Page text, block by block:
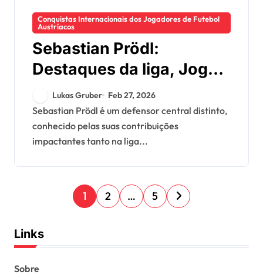
Conquistas Internacionais dos Jogadores de Futebol
Austríacos
Sebastian Prödl:
Destaques da liga, Jogo
internacional,
Contribuições no clube
Lukas Gruber Feb 27, 2026
Sebastian Prödl é um defensor central distinto,
conhecido pelas suas contribuições
impactantes tanto na liga...
P
o
t
1 2 … 5
Links
Sobre